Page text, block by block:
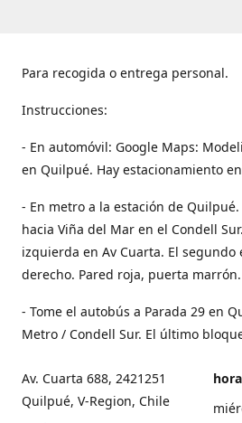
Para recogida o entrega personal.
Instrucciones:
- En automóvil: Google Maps:
en Quilpué. Hay estacionamiento
- En metro a la estación de
hacia Viña del Mar en el Condell
izquierda en Av Cuarta. El
derecho. Pared roja, puerta marrón.
- Tome el autobús a Parada 29 en
Metro / Condell Sur. El último
Av. Cuarta 688, 2421251
Quilpué, V-Region, Chile